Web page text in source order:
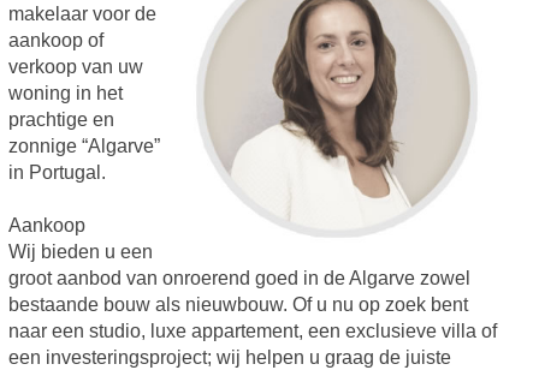
makelaar voor de
aankoop of
verkoop van uw
woning in het
prachtige en
zonnige “Algarve”
in Portugal.
Aankoop
Wij bieden u een
groot aanbod van onroerend goed in de Algarve zowel
bestaande bouw als nieuwbouw. Of u nu op zoek bent
naar een studio, luxe appartement, een exclusieve villa of
een investeringsproject; wij helpen u graag de juiste